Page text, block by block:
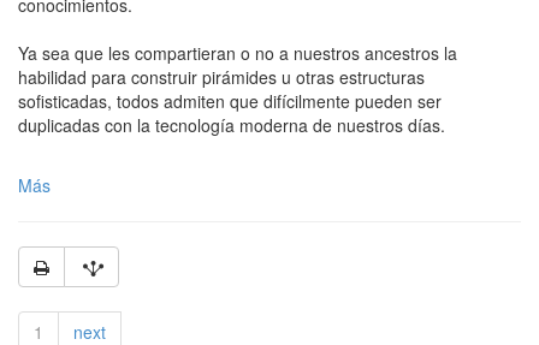
Ya sea que les compartieran o no a nuestros ancestros la
habilidad para construir pirámides u otras estructuras
sofisticadas, todos admiten que difícilmente pueden ser
duplicadas con la tecnología moderna de nuestros días.
Más
1 next